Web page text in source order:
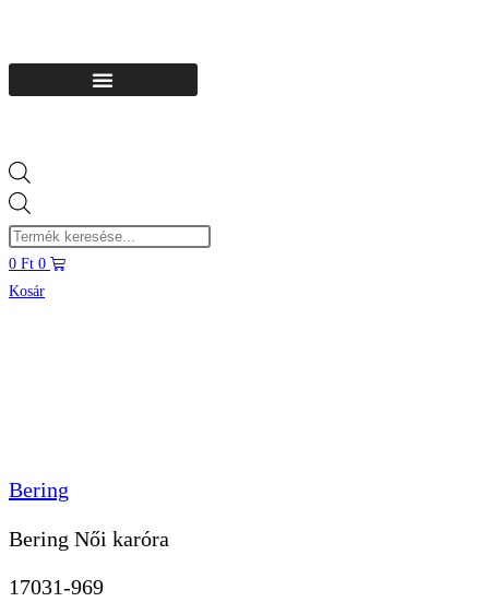
search
0 Ft 0
Kosár
Bering
Bering Női karóra
17031-969